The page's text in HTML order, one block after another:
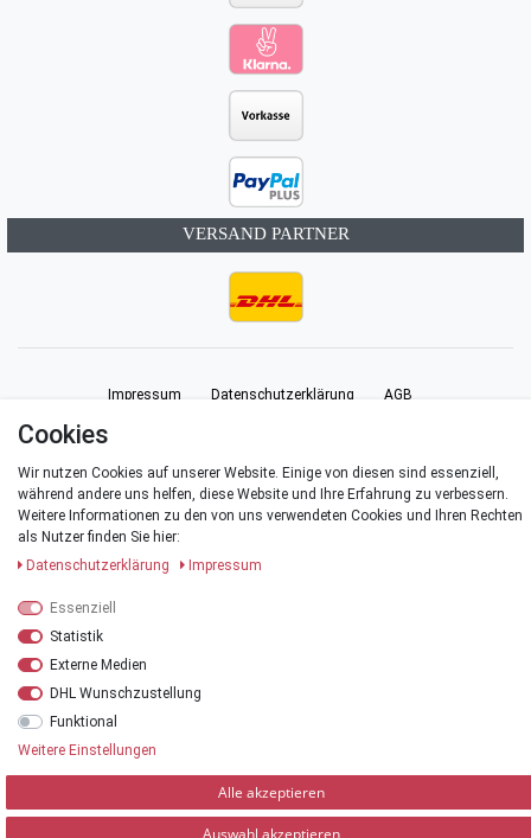
VERSAND PARTNER
Impressum Daten­schutz­erklärung AGB
Kontakt
Cookies
Wir nutzen Cookies auf unserer Website. Einige von diesen sind essenziell,
während andere uns helfen, diese Website und Ihre Erfahrung zu verbessern.
Weitere Informationen zu den von uns verwendeten Cookies und Ihren Rechten
als Nutzer finden Sie hier:
Daten­schutz­erklärung
Impressum
Essenziell
Statistik
Externe Medien
DHL Wunschzustellung
Funktional
Weitere Einstellungen
Alle akzeptieren
Auswahl akzeptieren